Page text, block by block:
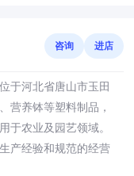
咨询 进店
于河北省唐山市玉田
营养钵等塑料制品，
于农业及园艺领域。
产经验和规范的经营